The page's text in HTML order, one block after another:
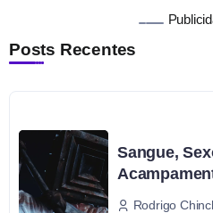
Posts Recentes
Sangue,
Rodrigo